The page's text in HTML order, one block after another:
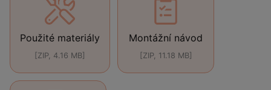
Použité materiály
[ZIP, 4.16 MB]
Montážní návod
[ZIP, 11.18 MB]